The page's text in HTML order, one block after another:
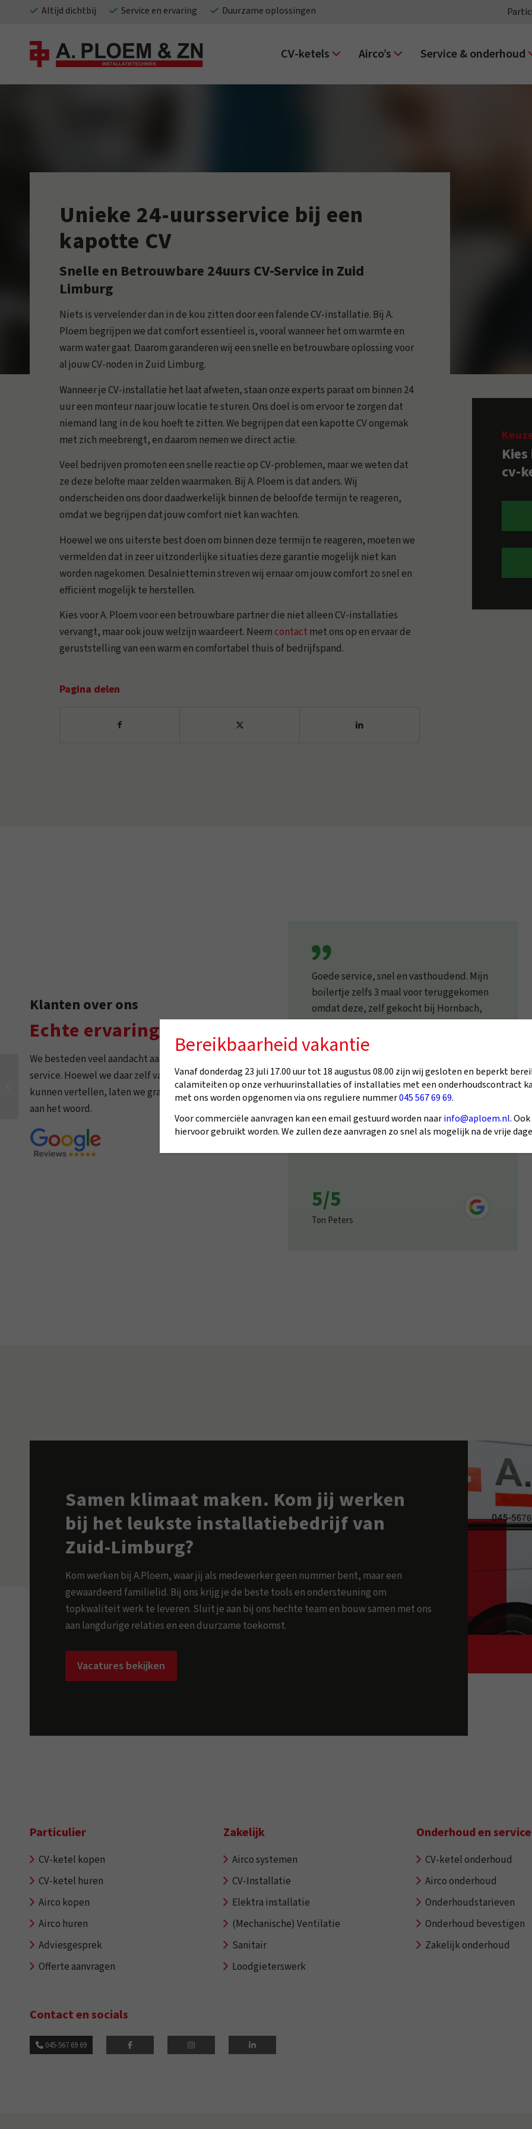
Altijd dichtbij Service en ervaring Duurzame oplossingen
CV-ketels Airco’s Service & onderhoud
Unieke 24-uursservice bij een
kapotte CV
Snelle en Betrouwbare 24uurs CV-Service in Zuid
Limburg
Niets is vervelender dan in de kou zitten door een falende CV-installatie. Bij A.
Ploem begrijpen we dat comfort essentieel is, vooral wanneer het om warmte en
warm water gaat. Daarom garanderen wij een snelle en betrouwbare oplossing voor
al jouw CV-noden in Zuid Limburg.
Wanneer je CV-installatie het laat afweten, staan onze experts paraat om binnen 24
uur een monteur naar jouw locatie te sturen. Ons doel is om ervoor te zorgen dat
niemand lang in de kou hoeft te zitten. We begrijpen dat een kapotte CV ongemak
met zich meebrengt, en daarom nemen we direct actie.
Veel bedrijven promoten een snelle reactie op CV-problemen, maar we weten dat
ze deze belofte maar zelden waarmaken. Bij A. Ploem is dat anders. Wij
onderscheiden ons door daadwerkelijk binnen de beloofde termijn te reageren,
omdat we begrijpen dat jouw comfort niet kan wachten.
Hoewel we ons uiterste best doen om binnen deze termijn te reageren, moeten we
vermelden dat in zeer uitzonderlijke situaties deze garantie mogelijk niet kan
worden nagekomen. Desalniettemin streven wij ernaar om jouw comfort zo snel en
efficiënt mogelijk te herstellen.
Kies voor A. Ploem voor een betrouwbare partner die niet alleen CV-installaties
vervangt, maar ook jouw welzijn waardeert. Neemcontact met ons op en ervaar de
geruststelling van een warm en comfortabel thuis of bedrijfspand.
Pagina delen
cv-
Klanten over ons
Echte ervaringen
We besteden veel aandacht aan kwaliteit en
service. Hoewel we daar zelf van alles over
kunnen vertellen, laten we graag enkele klanten
aan het woord.
Goede service, snel en vasthoudend. Mijn
boilertje zelfs 3 maal voor teruggekomen
omdat deze, zelf gekocht bij Hornbach,
water moet zijn. Top firma!
5/5
Ton Peters
Samen klimaat maken. Kom jij werken
bij het leukste installatiebedrijf van
Zuid-Limburg?
Kom werken bij A.Ploem, waar jij als medewerker geen nummer bent, maar een
gewaardeerd familielid. Bij ons krijg je de beste tools en ondersteuning om
topkwaliteit werk te leveren. Sluit je aan bij ons hechte team en bouw samen met ons
aan langdurige relaties en een duurzame toekomst.
Vacatures bekijken
Particulier
CV-ketel kopen
CV-ketel huren
Airco kopen
Airco huren
Adviesgesprek
Offerte aanvragen
Zakelijk
Airco systemen
CV-Installatie
Elektra installatie
(Mechanische) Ventilatie
Sanitair
Loodgieterswerk
Onderhoud en service
CV-ketel onderhoud
Airco onderhoud
Onderhoudstarieven
Onderhoud bevestigen
Zakelijk onderhoud
Contact en socials
045-567 69 69
prestaties in de herfst:
veelvoorkomende
problemen en...
Bereikbaarheid vakantie
Vanaf donderdag 23 juli 17.00 uur tot 18 augustus 08.00 zijn wij gesloten en beperkt
calamiteiten op onze verhuurinstallaties of installaties met een onderhoudscontract
met ons worden opgenomen via ons reguliere nummer045 567 69 69.
Voor commerciële aanvragen kan een email gestuurd worden naarinfo@aploem.nl.
hiervoor gebruikt worden. We zullen deze aanvragen zo snel als mogelijk na de vrije